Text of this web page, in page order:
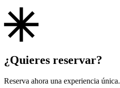
¿Quieres reservar?
Reserva ahora una experiencia única.